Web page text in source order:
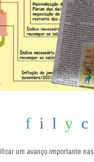
um avanço importante